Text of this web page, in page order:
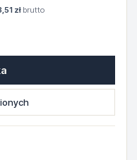
złbrutto